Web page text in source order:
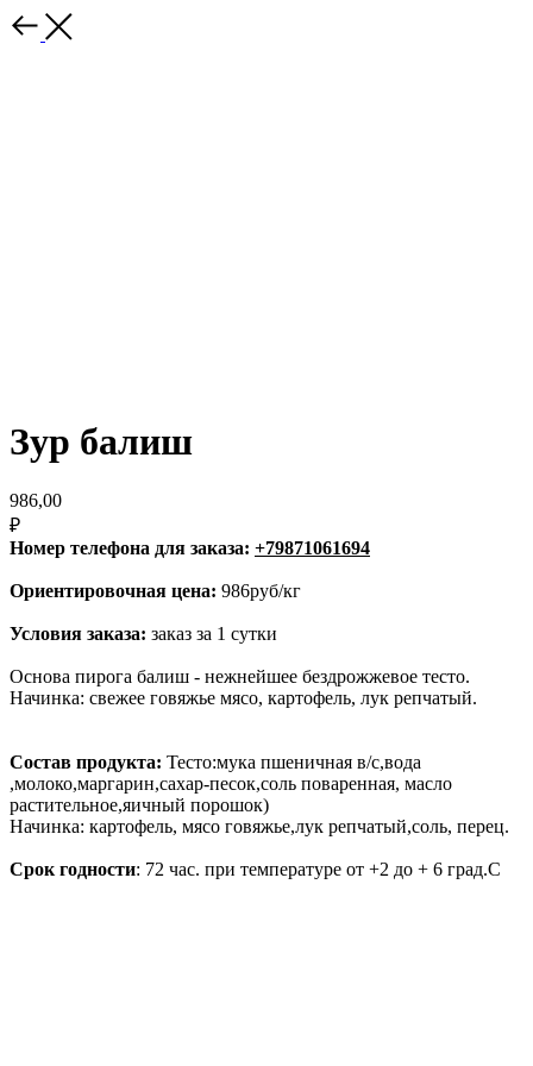
Зур балиш
986,00
₽
Номер телефона для заказа: +79871061694
Ориентировочная цена: 986руб/кг
Условия заказа: заказ за 1 сутки
Основа пирога балиш - нежнейшее бездрожжевое тесто.
Начинка: свежее говяжье мясо, картофель, лук репчатый.
Состав продукта: Тесто:мука пшеничная в/с,вода
,молоко,маргарин,сахар-песок,соль поваренная, масло
растительное,яичный порошок)
Начинка: картофель, мясо говяжье,лук репчатый,соль, перец.
Срок годности: 72 час. при температуре от +2 до + 6 град.С